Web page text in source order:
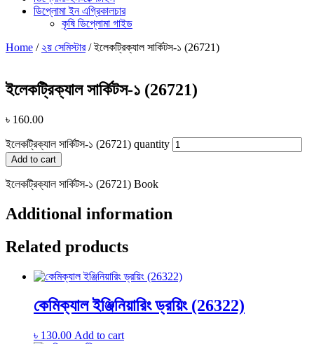
ডিপ্লোমা ইন এগ্রিকালচার
কৃষি ডিপ্লোমা গাইড
Home / ২য় সেমিস্টার/ ইলেকট্রিক্যাল সার্কিটস-১ (26721)
ইলেকট্রিক্যাল সার্কিটস-১ (26721)
৳ 160.00
ইলেকট্রিক্যাল সার্কিটস-১ (26721) quantity
Add to cart
ইলেকট্রিক্যাল সার্কিটস-১ (26721) Book
Additional information
Related products
কেমিক্যাল ইঞ্জিনিয়ারিং ড্রয়িং (26322)
৳ 130.00 Add to cart